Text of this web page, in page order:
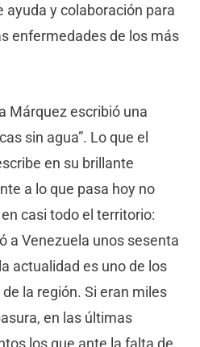
y colaboración para
enfermedades de los más
Márquez escribió una
sin agua”. Lo que el
en su brillante
a lo que pasa hoy no
casi todo el territorio:
a Venezuela unos sesenta
actualidad es uno de los
la región. Si eran miles
en las últimas
los que ante la falta de